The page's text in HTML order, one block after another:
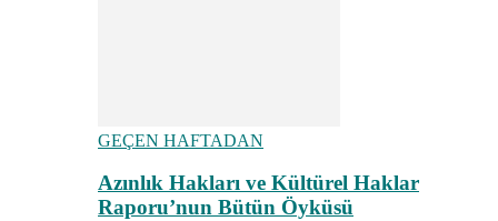
GEÇEN HAFTADAN
Azınlık Hakları ve Kültürel Haklar
Raporu’nun Bütün Öyküsü